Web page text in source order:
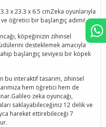
x 23.3 x 6.5 cmZeka oyunlarıyla
öğretici bir başlangıç adımı!
köpeğinizin zihinsel
desteklemek amacıyla
başlangıç seviyesi bir köpek
bu interaktif tasarım, zihinsel
hem öğretici hem de
zeka oyuncağı,
saklayabileceğiniz 12 delik ve
hareket ettirebileceği 7